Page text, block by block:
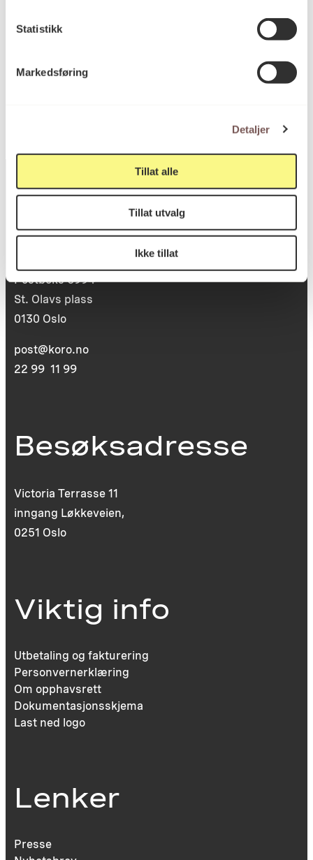
Statistikk
Markedsføring
Detaljer
Tillat alle
Tillat utvalg
Ikke tillat
Reference
Postadresse
Postboks 6994
St. Olavs plass
0130 Oslo
post@koro.no
22 99 11 99
Besøksadresse
Victoria Terrasse 11
inngang Løkkeveien,
0251 Oslo
Viktig info
Utbetaling og fakturering
Personvernerklæring
Om opphavsrett
Dokumentasjonsskjema
Last ned logo
Lenker
Presse